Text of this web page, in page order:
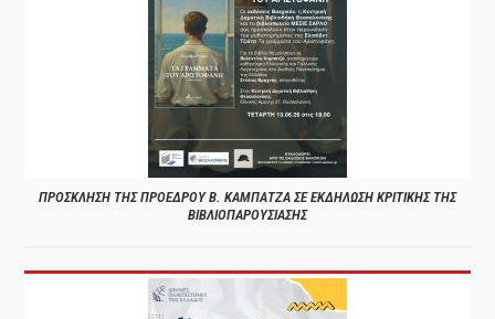
ΠΡΟΣΚΛΗΣΗ ΤΗΣ ΠΡΟΕΔΡΟΥ Β. ΚΑΜΠΑΤΖΑ ΣΕ ΕΚΔΗΛΩΣΗ ΚΡΙΤΙΚΗΣ ΤΗΣ
ΒΙΒΛΙΟΠΑΡΟΥΣΙΑΣΗΣ